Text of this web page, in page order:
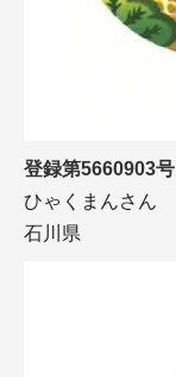
登録第5660903号
ひゃくまんさん
石川県